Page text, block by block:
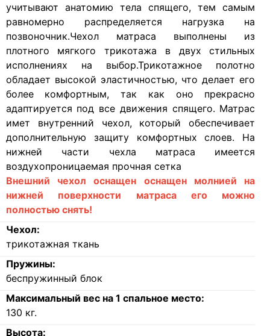
учитывают анатомию тела спящего, тем самым
равномерно распределяется нагрузка на
позвоночник.Чехол матраса выполнены из
плотного мягкого трикотажа в двух стильных
исполнениях на выбор.Трикотажное полотно
обладает высокой эластичностью, что делает его
более комфортным, так как оно прекрасно
адаптируется под все движения спящего. Матрас
имет внутренний чехол, который обеспечивает
дополнительную защиту комфортных слоев. На
нижней части чехла матраса имеется
воздухопроницаемая прочная сетка
Внешний чехол оснащен оснащен молнией на
нижней поверхности матраса его можно
полностью снять!
Чехол:
трикотажная ткань
Пружины:
беспружинный блок
Максимальный вес на 1 спальное место:
130 кг.
Высота: